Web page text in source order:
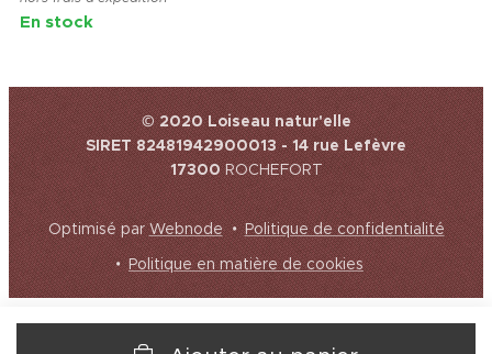
En stock
© 2020 Loiseau natur'elle
SIRET 82481942900013 - 14 rue Lefèvre
17300ROCHEFORT
Optimisé parWebnode
Politique de confidentialité
Politique en matière de cookies